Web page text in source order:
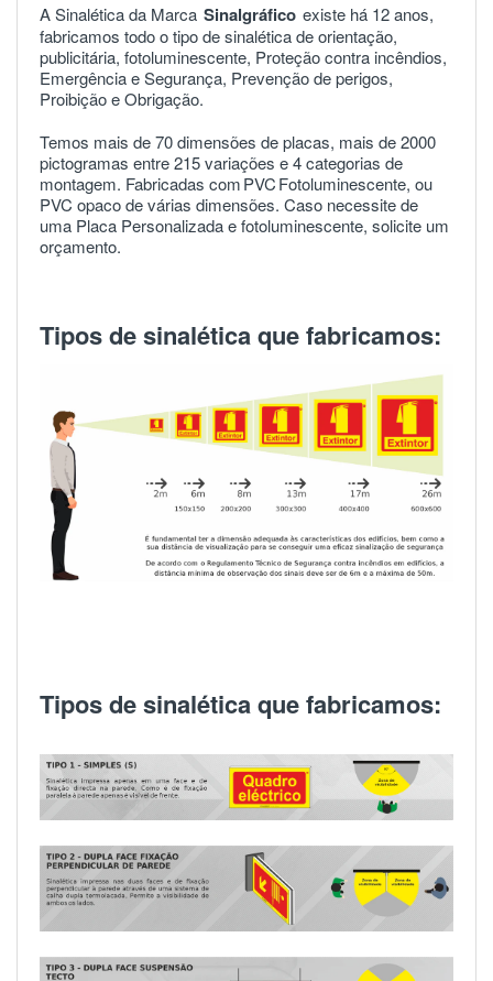
A Sinalética da Marca Sinalgráfico existe há 12 anos,
fabricamos todo o tipo de sinalética de orientação,
publicitária, fotoluminescente, Proteção contra incêndios,
Emergência e Segurança, Prevenção de perigos,
Proibição e Obrigação.
Temos mais de 70 dimensões de placas, mais de 2000
pictogramas entre 215 variações e 4 categorias de
montagem. Fabricadas comPVCFotoluminescente, ou
PVC opaco de várias dimensões. Caso necessite de
uma Placa Personalizada e fotoluminescente, solicite um
orçamento.
Tipos de sinalética que fabricamos:
Tipos de sinalética que fabricamos: